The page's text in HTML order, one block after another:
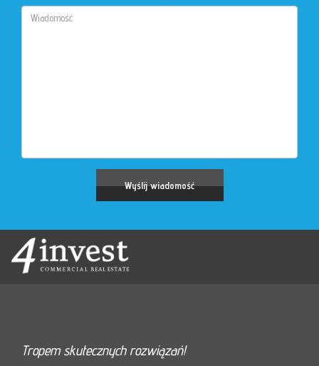
Tropem skutecznych rozwiązań!